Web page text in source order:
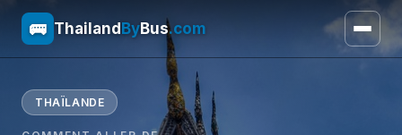
🚌 Thailand ByBus.com
THAÏLANDE